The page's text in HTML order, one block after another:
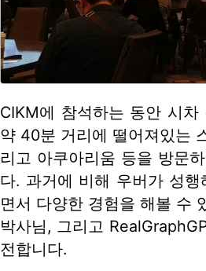
CIKM에 참석하는 동안 시
약 40분 거리에 떨어져있는
리고 아쿠아리움 등을 방문
다. 과거에 비해 우버가 성
면서 다양한 경험을 해볼 수
박사님, 그리고
전합니다.